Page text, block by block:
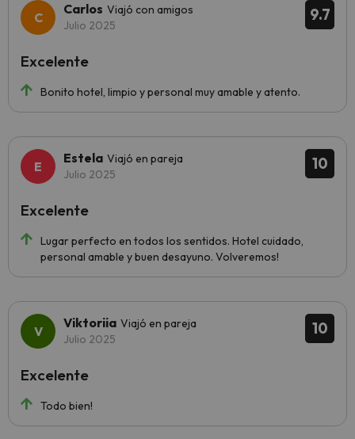
9.7
Carlos Viajó con amigos
Julio 2025
Bonito hotel, limpio y personal muy amable y atento.
Excelente
10
Estela Viajó en pareja
Julio 2025
Lugar perfecto en todos los sentidos. Hotel cuidado,
personal amable y buen desayuno. Volveremos!
Excelente
10
Viktoriia Viajó en pareja
Julio 2025
Todo bien!
Excelente